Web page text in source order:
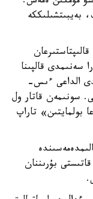
بەيبىتشىلىككە
سەنىمدى قالپىنا
الداعى ءىس-
سونىمەن قاتار ول
بولمايتىن» تاراپ
بۇرىننان